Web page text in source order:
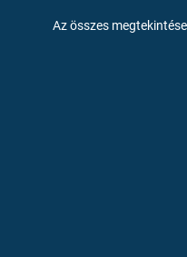
Az összes megtekintése